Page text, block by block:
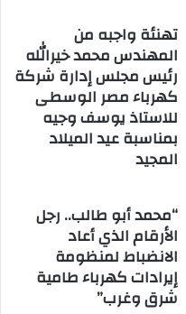
تهنئة واجبه من
المهندس محمد خيرالله
رئيس مجلس إدارة شركة
كهرباء مصر الوسطى
للاستاذ يوسف وجيه
بمناسبة عيد الميلاد
المجيد
“محمد أبو طالب.. رجل
الأرقام الذي أعاد
الانضباط لمنظومة
إيرادات كهرباء طامية
شرق وغرب”